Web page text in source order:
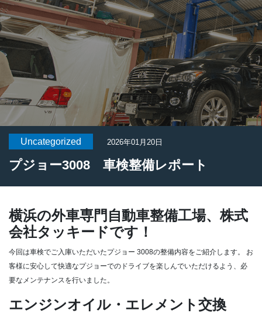
Uncategorized 2026年01月20日
プジョー3008 車検整備レポート
横浜の外車専門自動車整備工場、株式
会社タッキードです！
今回は車検でご入庫いただいたプジョー 3008の整備内容をご紹介します。
お
客様に安心して快適なプジョーでのドライブを楽しんでいただけるよう、必
要なメンテナンスを行いました。
エンジンオイル・エレメント交換